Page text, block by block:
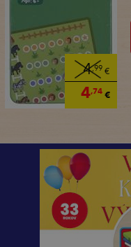
4,99 €
4,74€